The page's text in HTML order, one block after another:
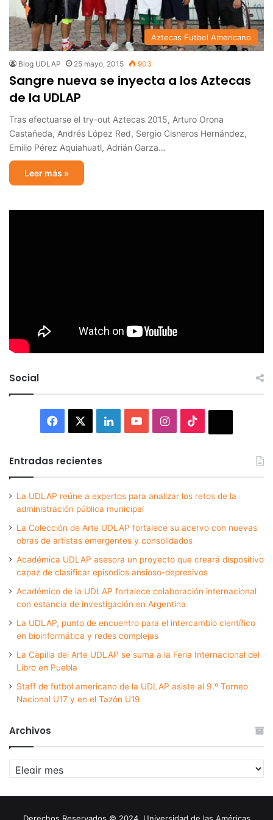
Aztecas Futbol Americano
Blog UDLAP 25 mayo, 2015 903
Sangre nueva se inyecta a los Aztecas
de la UDLAP
Tras efectuarse el try-out Aztecas 2015, Arturo Orona
Castañeda, Andrés López Red, Sergio Cisneros Hernández,
Emilio Pérez Aquiahuatl, Adrián Garza…
Leer más »
Social
Facebook LinkedInYouTubeInstagram
Entradas recientes
La UDLAP reúne a expertos para analizar los retos de la
administración pública municipal
La Colección de Arte UDLAP fortalece su acervo con nuevas
obras de artistas emergentes y consolidados
Académica UDLAP asesora un proyecto que creará dispositivo
capaz de clasificar episodios ansioso-depresivos
Académico de la UDLAP fortalece colaboración internacional
con estancia de investigación en Argentina
La UDLAP, punto de encuentro para el intercambio científico
en bioinformática y redes complejas
La Capilla del Arte UDLAP se suma a la Feria Internacional del
Libro en Puebla
Staff de futbol americano de la UDLAP asiste al 9.º Torneo
Nacional U17 y en el Tazón U19
Archivos
Archivos